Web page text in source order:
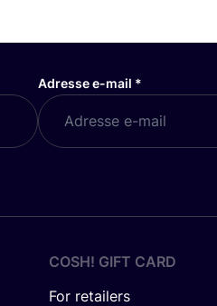
Adresse e-mail *
COSH! GIFT CARD
For retailers